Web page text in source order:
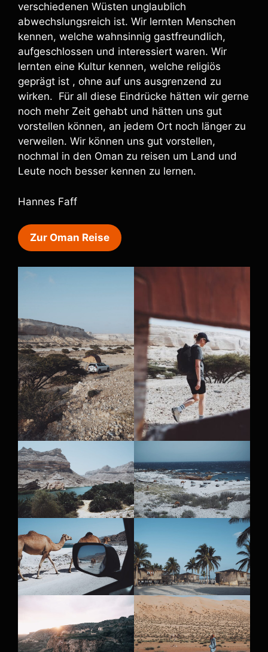
verschiedenen Wüsten unglaublich
abwechslungsreich ist. Wir lernten Menschen
kennen, welche wahnsinnig gastfreundlich,
aufgeschlossen und interessiert waren. Wir
lernten eine Kultur kennen, welche religiös
geprägt ist , ohne auf uns ausgrenzend zu
wirken. Für all diese Eindrücke hätten wir gerne
noch mehr Zeit gehabt und hätten uns gut
vorstellen können, an jedem Ort noch länger zu
verweilen. Wir können uns gut vorstellen,
nochmal in den Oman zu reisen um Land und
Leute noch besser kennen zu lernen.
Hannes Faff
Zur Oman Reise